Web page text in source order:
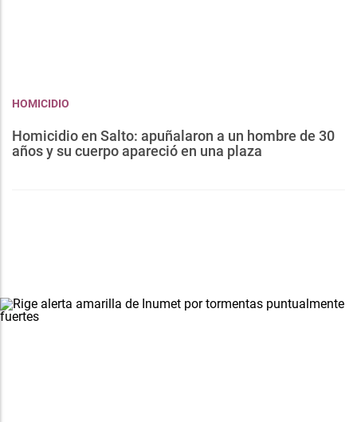
HOMICIDIO
Homicidio en Salto: apuñalaron a un hombre de 30
años y su cuerpo apareció en una plaza